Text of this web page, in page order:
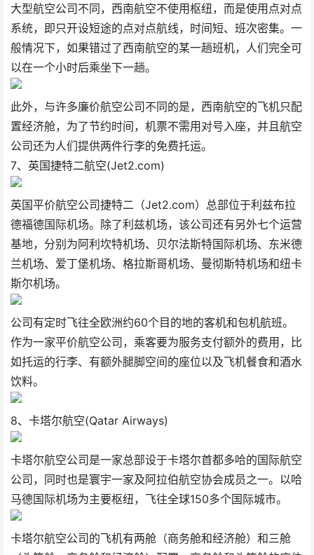
大型航空公司不同，西南航空不使用枢纽，而是使用点对点
系统，即只开设短途的点对点航线，时间短、班次密集。一
般情况下，如果错过了西南航空的某一趟班机，人们完全可
以在一个小时后乘坐下一趟。
此外，与许多廉价航空公司不同的是，西南航空的飞机只配
置经济舱，为了节约时间，机票不需用对号入座，并且航空
公司还为人们提供两件行李的免费托运。
7、英国捷特二航空(Jet2.com)
英国平价航空公司捷特二（Jet2.com）总部位于利兹布拉
德福德国际机场。除了利兹机场，该公司还有另外七个运营
基地，分别为阿利坎特机场、贝尔法斯特国际机场、东米德
兰机场、爱丁堡机场、格拉斯哥机场、曼彻斯特机场和纽卡
斯尔机场。
公司有定时飞往全欧洲约60个目的地的客机和包机航班。
作为一家平价航空公司，乘客要为服务支付额外的费用，比
如托运的行李、有额外腿脚空间的座位以及飞机餐食和酒水
饮料。
8、卡塔尔航空(Qatar Airways)
卡塔尔航空公司是一家总部设于卡塔尔首都多哈的国际航空
公司，同时也是寰宇一家及阿拉伯航空协会成员之一。以哈
马德国际机场为主要枢纽，飞往全球150多个国际城市。
卡塔尔航空公司的飞机有两舱（商务舱和经济舱）和三舱